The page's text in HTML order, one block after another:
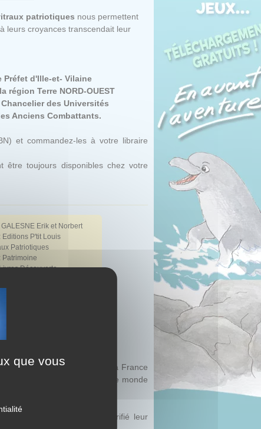
patriotiques nous permettent
leurs croyances transcendait leur
Préfet d'Ille-et- Vilaine
région Terre NORD-OUEST
des Universités
Anciens Combattants.
et commandez-les à votre libraire
être toujours disponibles chez votre
GALESNE Erik et Norbert
P'tit Louis
Patriotiques
: Patrimoine
Découverte
pages
importante, ont offert à la France
qui ont embrasé le monde
à ces hommes qui ont sacrifié leur
que vous